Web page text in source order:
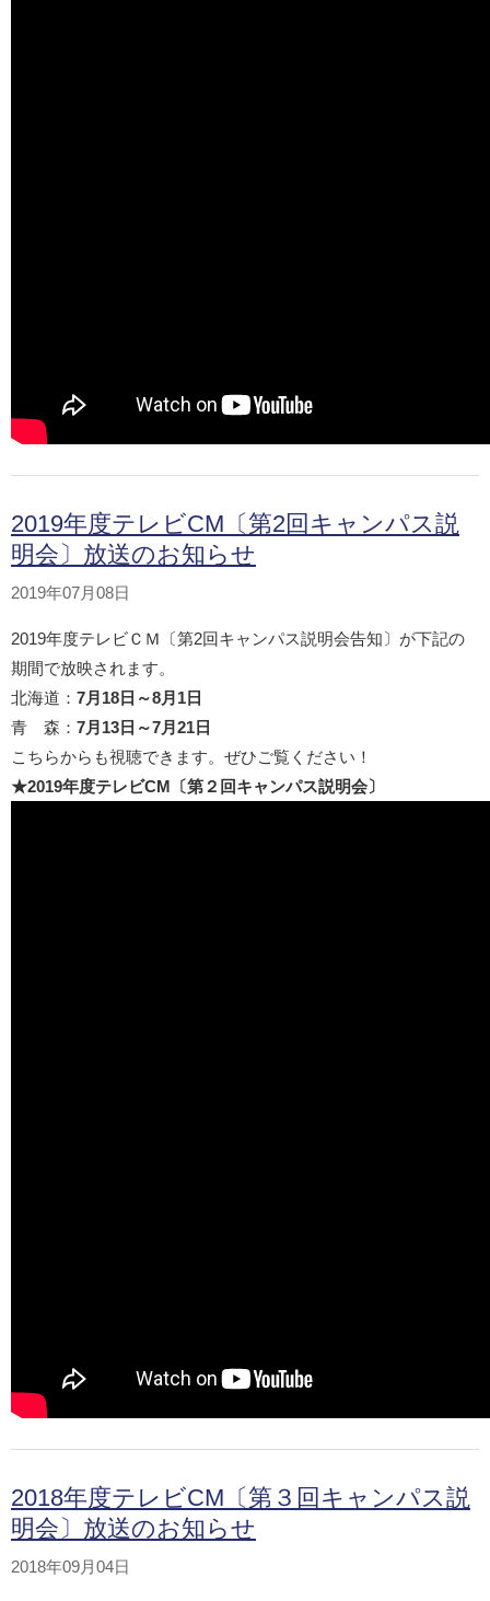
2019年度テレビCM〔第2回キャンパス説
明会〕放送のお知らせ
2019年07月08日
2019年度テレビＣＭ〔第2回キャンパス説明会告知〕が下記の
期間で放映されます。
北海道： 7月18日～8月1日
青 森： 7月13日～7月21日
こちらからも視聴できます。ぜひご覧ください！
★2019年度テレビCM〔第２回キャンパス説明会〕
2018年度テレビCM〔第３回キャンパス説
明会〕放送のお知らせ
2018年09月04日